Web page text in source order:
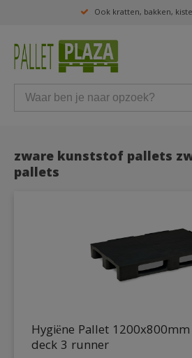
Ook kratten, bakken,
zware kunststof pallets
pallets
Hygiëne Pallet
deck 3 runner